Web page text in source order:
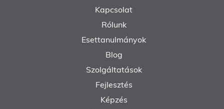
Kapcsolat
Rólunk
Esettanulmányok
Blog
Szolgáltatások
Fejlesztés
Képzés